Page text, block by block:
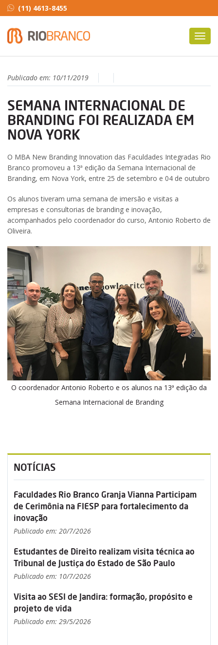
(11) 4613-8455
Publicado em: 10/11/2019
SEMANA INTERNACIONAL DE
BRANDING FOI REALIZADA EM
NOVA YORK
O MBA New Branding Innovation das Faculdades Integradas Rio
Branco promoveu a 13ª edição da Semana Internacional de
Branding, em Nova York, entre 25 de setembro e 04 de outubro
Os alunos tiveram uma semana de imersão e visitas a
empresas e consultorias de branding e inovação,
acompanhados pelo coordenador do curso, Antonio Roberto de
Oliveira.
O coordenador Antonio Roberto e os alunos na 13ª edição da
Semana Internacional de Branding
NOTÍCIAS
Faculdades Rio Branco Granja Vianna Participam
de Cerimônia na FIESP para fortalecimento da
inovação
Publicado em: 20/7/2026
Estudantes de Direito realizam visita técnica ao
Tribunal de Justiça do Estado de São Paulo
Publicado em: 10/7/2026
Visita ao SESI de Jandira: formação, propósito e
projeto de vida
Publicado em: 29/5/2026